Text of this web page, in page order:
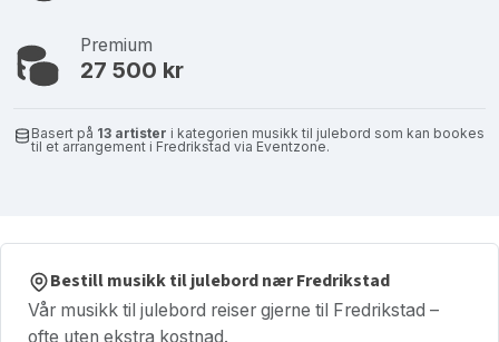
Premium
27 500 kr
Basert på 13 artister i kategorien musikk til julebord som kan bookes
til et arrangement i Fredrikstad via Eventzone.
Bestill musikk til julebord nær Fredrikstad
Vår musikk til julebord reiser gjerne til Fredrikstad –
ofte uten ekstra kostnad.